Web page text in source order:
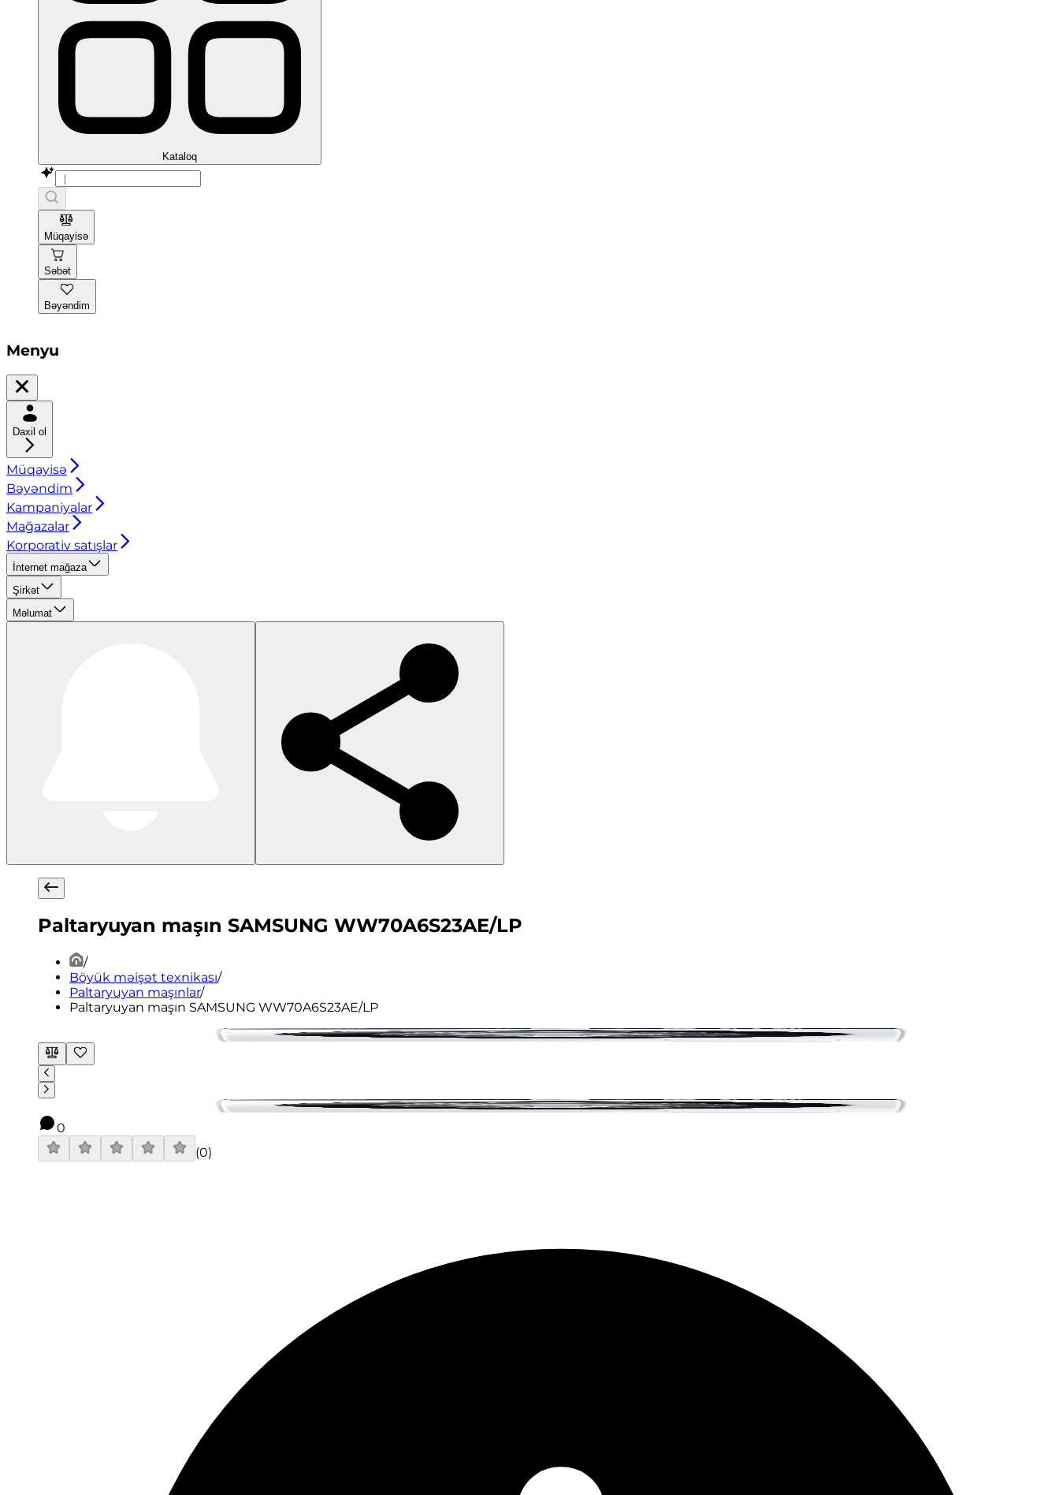
Kataloq
Müqayisə
Səbət
Bəyəndim
Menyu
Daxil ol
Müqayisə
Bəyəndim
Kampaniyalar
Mağazalar
Korporativ satışlar
İnternet mağaza
Şirkət
Məlumat
Paltaryuyan maşın SAMSUNG WW70A6S23AE/LP
/
Böyük məişət texnikası/
Paltaryuyan maşınlar/
Paltaryuyan maşın SAMSUNG WW70A6S23AE/LP
0
(0)